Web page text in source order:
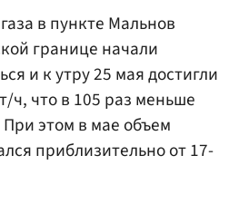
в пункте Мальнов
границе начали
и к утру 25 мая достигли
ч, что в 105 раз меньше
этом в мае объем
приблизительно от 17-